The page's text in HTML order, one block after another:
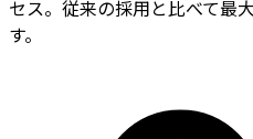
セス。従来の採用と比べて最
す。